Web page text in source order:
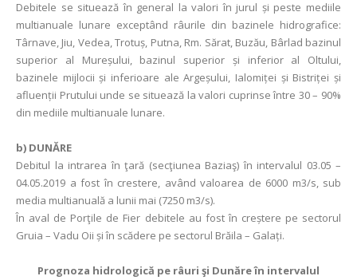
Debitele se situează în general la valori în jurul și peste mediile
multianuale lunare exceptând râurile din bazinele hidrografice:
Târnave, Jiu, Vedea, Trotuș, Putna, Rm. Sărat, Buzău, Bârlad bazinul
superior al Mureșului, bazinul superior și inferior al Oltului,
bazinele mijlocii și inferioare ale Argeșului, Ialomiței și Bistriței și
afluenții Prutului unde se situează la valori cuprinse între 30 – 90%
din mediile multianuale lunare.
b) DUNĂRE
Debitul la intrarea în ţară (secţiunea Baziaş) în intervalul 03.05 –
04.05.2019 a fost în crestere, având valoarea de 6000 m3/s, sub
media multianuală a lunii mai (7250 m3/s).
În aval de Porţile de Fier debitele au fost în creștere pe sectorul
Gruia – Vadu Oii și în scădere pe sectorul Brăila – Galați.
Prognoza hidrologică pe râuri şi Dunăre în intervalul